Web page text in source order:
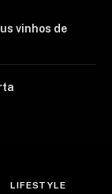
vinhos de
LIFESTYLE